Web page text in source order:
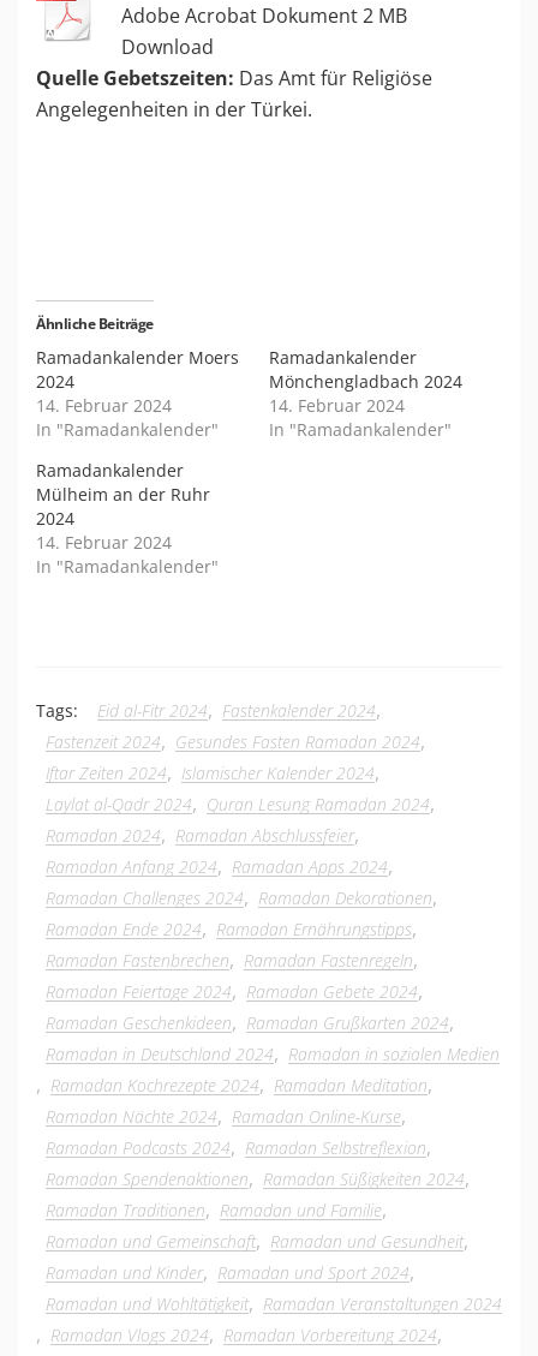
Adobe Acrobat Dokument2 MB
Download
Quelle Gebetszeiten: Das Amt für Religiöse
Angelegenheiten in der Türkei.
Ähnliche Beiträge
Ramadankalender Moers
2024
14. Februar 2024
In "Ramadankalender"
Ramadankalender
Mönchengladbach 2024
14. Februar 2024
In "Ramadankalender"
Ramadankalender
Mülheim an der Ruhr
2024
14. Februar 2024
In "Ramadankalender"
Tags: Eid al-Fitr 2024, Fastenkalender 2024,
Fastenzeit 2024, Gesundes Fasten Ramadan 2024,
Iftar Zeiten 2024, Islamischer Kalender 2024,
Laylat al-Qadr 2024, Quran Lesung Ramadan 2024,
Ramadan 2024, Ramadan Abschlussfeier,
Ramadan Anfang 2024, Ramadan Apps 2024,
Ramadan Challenges 2024, Ramadan Dekorationen,
Ramadan Ende 2024, Ramadan Ernährungstipps,
Ramadan Fastenbrechen, Ramadan Fastenregeln,
Ramadan Feiertage 2024, Ramadan Gebete 2024,
Ramadan Geschenkideen, Ramadan Grußkarten 2024,
Ramadan in Deutschland 2024, Ramadan in sozialen Medien
, Ramadan Kochrezepte 2024, Ramadan Meditation,
Ramadan Nächte 2024, Ramadan Online-Kurse,
Ramadan Podcasts 2024, Ramadan Selbstreflexion,
Ramadan Spendenaktionen, Ramadan Süßigkeiten 2024,
Ramadan Traditionen, Ramadan und Familie,
Ramadan und Gemeinschaft, Ramadan und Gesundheit,
Ramadan und Kinder, Ramadan und Sport 2024,
Ramadan und Wohltätigkeit, Ramadan Veranstaltungen 2024
, Ramadan Vlogs 2024, Ramadan Vorbereitung 2024,